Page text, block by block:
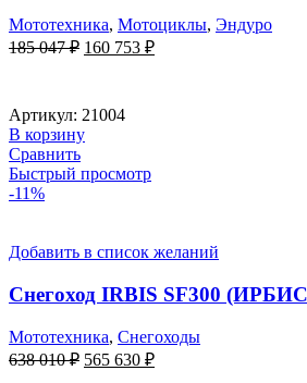
Мототехника, Мотоциклы, Эндуро
185 047₽ Первоначальная
047 ₽.
160 753 ₽Текущая
Артикул: 21004
В корзину
Сравнить
Быстрый просмотр
-11%
Добавить в список желаний
Снегоход IRBIS SF300
Мототехника, Снегоходы
638 010₽ Первоначальная
565 630 ₽Текущая